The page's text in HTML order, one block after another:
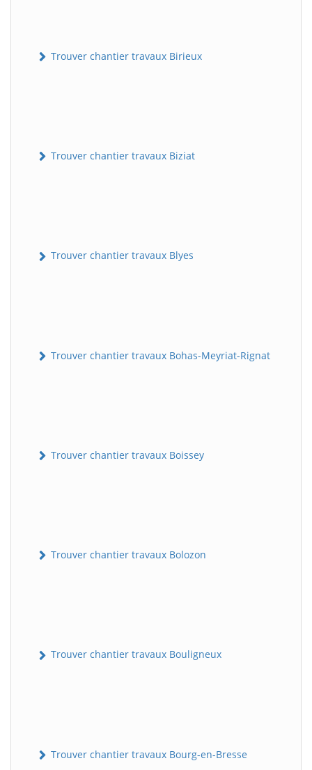
Trouver chantier travaux Birieux
Trouver chantier travaux Biziat
Trouver chantier travaux Blyes
Trouver chantier travaux Bohas-Meyriat-Rignat
Trouver chantier travaux Boissey
Trouver chantier travaux Bolozon
Trouver chantier travaux Bouligneux
Trouver chantier travaux Bourg-en-Bresse